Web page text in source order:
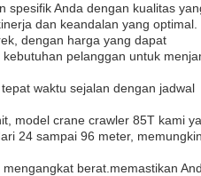
spesifik Anda dengan kualitas
dan keandalan yang optimal.
dengan harga yang dapat
pelanggan untuk
waktu sejalan dengan jadwal
model crane crawler 85T kami
24 sampai 96 meter,
berat.memastikan